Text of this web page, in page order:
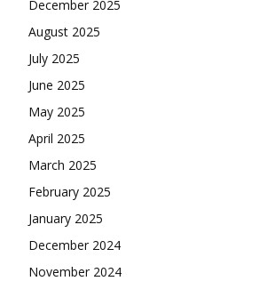
December 2025
August 2025
July 2025
June 2025
May 2025
April 2025
March 2025
February 2025
January 2025
December 2024
November 2024